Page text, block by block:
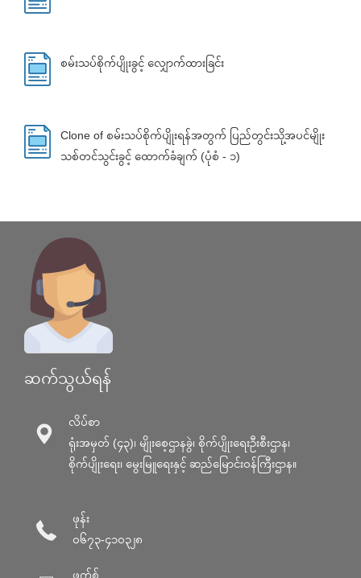
စမ်းသပ်စိုက်ပျိုးခွင့် လျှောက်ထားခြင်း
Clone of စမ်းသပ်စိုက်ပျိုးရန်အတွက် ပြည်တွင်းသို့အပင်မျိုး
သစ်တင်သွင်းခွင့် ထောက်ခံချက် (ပုံစံ - ၁)
ဆက်သွယ်ရန်
လိပ်စာ
ရုံးအမှတ် (၄၃)၊ မျိုးစေ့ဌာနခွဲ၊ စိုက်ပျိုးရေးဦးစီးဌာန၊
စိုက်ပျိုးရေး၊ မွေးမြူရေးနှင့် ဆည်မြောင်း၀န်ကြီးဌာန။
ဖုန်း
၀၆၇၃-၄၁၀၃၂၈
ဖက်စ်